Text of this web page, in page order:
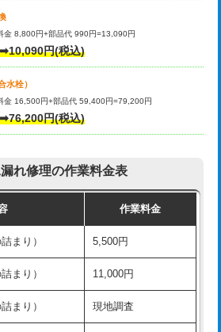
管工事/3ｍ超
埋め戻し作業）
満）
上）
まで） 27,500円
超え） 38,500円
38,500円
現場見積
付・デッキ
壁付・デッキ
16,500円+材料費
）
） 11,000円+材料費
） 13,200円
） 16,500円
分岐水栓） 16,500円
工) 16,500円
金 8,800円+部品代 990円=13,090円
円(税込)
水栓）
金 16,500円+部品代 59,400円=79,200円
円(税込)
れ修理の作業料金表
作業料金
まり） 5,500円
まり） 11,000円
まり） 現地調査